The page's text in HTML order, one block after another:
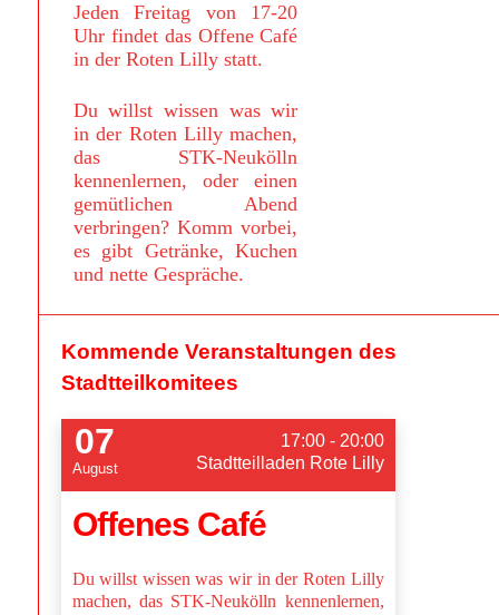
Jeden Freitag von 17-20
Uhr findet das Offene Café
in der Roten Lilly statt.
Du willst wissen was wir
in der Roten Lilly machen,
das STK-Neukölln
kennenlernen, oder einen
gemütlichen Abend
verbringen? Komm vorbei,
es gibt Getränke, Kuchen
und nette Gespräche.
Kommende Veranstaltungen des
Stadtteilkomitees
07
August
17:00 - 20:00
Stadtteilladen Rote Lilly
Offenes Café
Du willst wissen was wir in der Roten Lilly
machen, das STK-Neukölln kennenlernen,